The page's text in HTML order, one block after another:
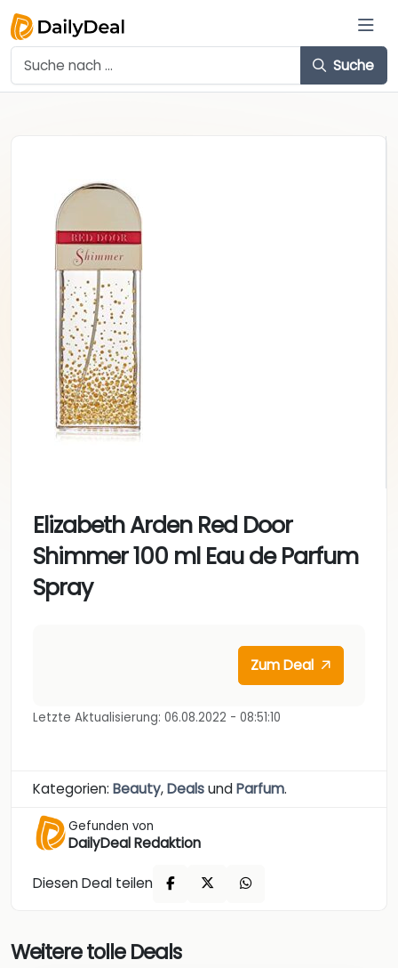
Suche
Elizabeth Arden Red Door
Shimmer 100 ml Eau de Parfum
Spray
Zum Deal
Letzte Aktualisierung: 06.08.2022 - 08:51:10
Kategorien: Beauty,DealsundParfum.
Gefunden von
DailyDeal Redaktion
Diesen Deal teilen
Weitere tolle Deals